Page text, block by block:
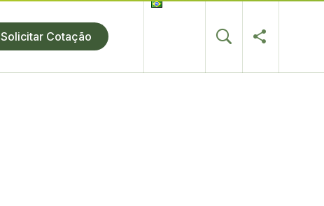
Solicitar Cotação